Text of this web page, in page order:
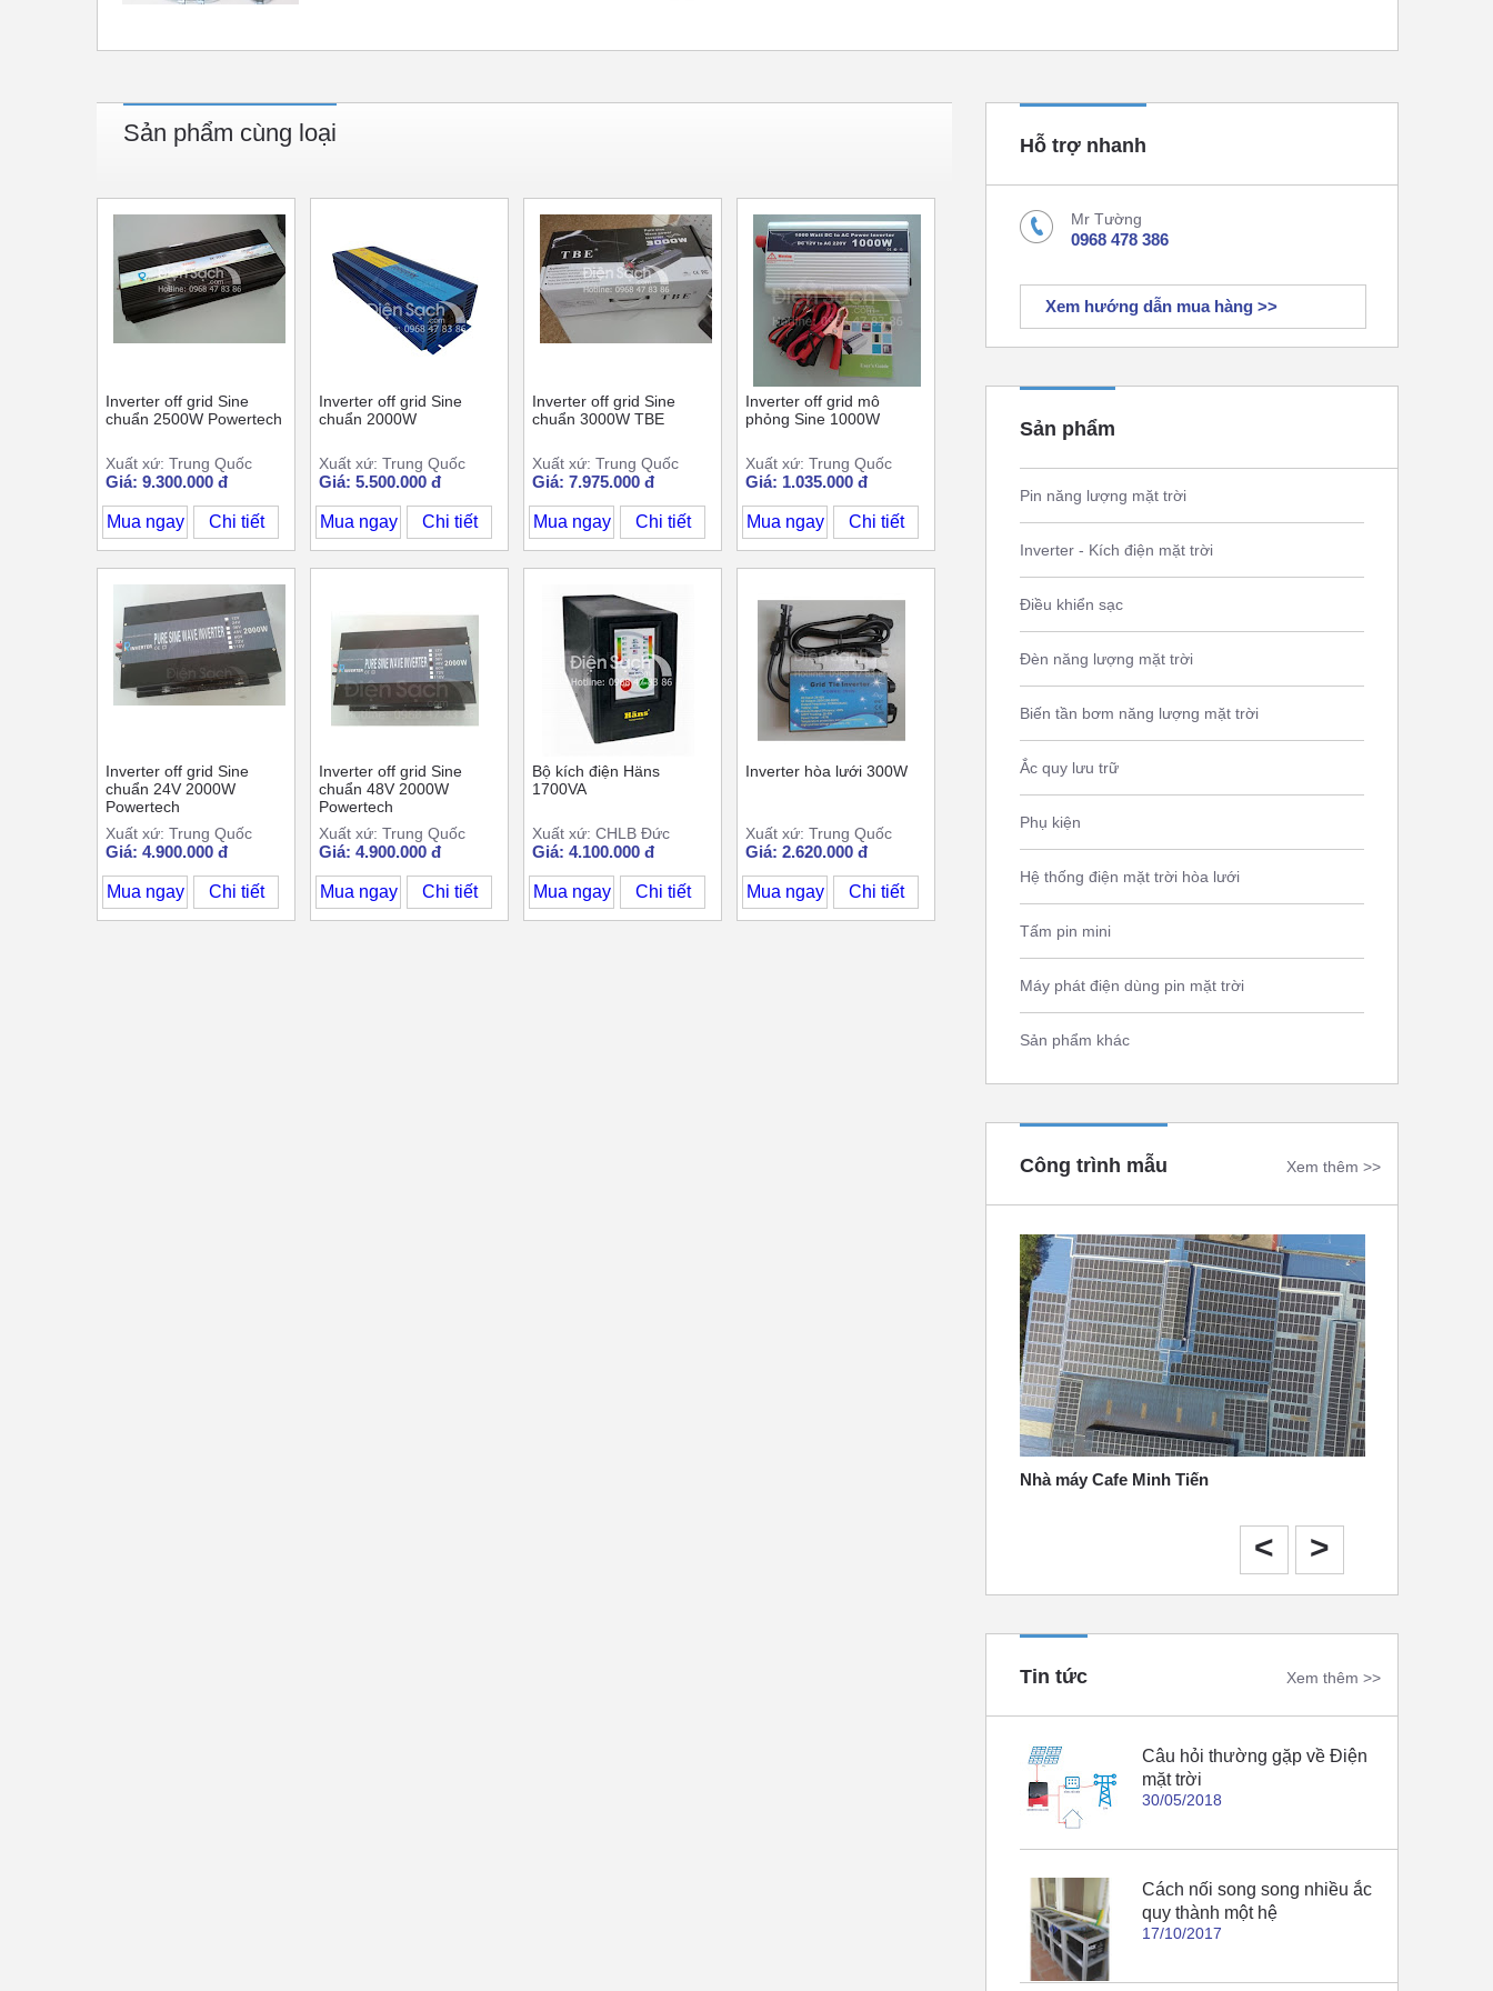
Sản phẩm cùng loại
Inverter off grid Sine
chuẩn 2500W Powertech
Xuất xứ: Trung Quốc
Giá: 9.300.000 đ
Mua ngay Chi tiết
Inverter off grid Sine
chuẩn 2000W
Xuất xứ: Trung Quốc
Giá: 5.500.000 đ
Mua ngay Chi tiết
Inverter off grid Sine
chuẩn 3000W TBE
Xuất xứ: Trung Quốc
Giá: 7.975.000 đ
Mua ngay Chi tiết
Inverter off grid mô
phỏng Sine 1000W
Xuất xứ: Trung Quốc
Giá: 1.035.000 đ
Mua ngay Chi tiết
Inverter off grid Sine
chuẩn 24V 2000W
Powertech
Xuất xứ: Trung Quốc
Giá: 4.900.000 đ
Mua ngay Chi tiết
Inverter off grid Sine
chuẩn 48V 2000W
Powertech
Xuất xứ: Trung Quốc
Giá: 4.900.000 đ
Mua ngay Chi tiết
Bộ kích điện Häns
1700VA
Xuất xứ: CHLB Đức
Giá: 4.100.000 đ
Mua ngay Chi tiết
Inverter hòa lưới 300W
Xuất xứ: Trung Quốc
Giá: 2.620.000 đ
Mua ngay Chi tiết
Hỗ trợ nhanh
Mr Tường
0968 478 386
Xem hướng dẫn mua hàng >>
Sản phẩm
Pin năng lượng mặt trời
Inverter - Kích điện mặt trời
Điều khiển sạc
Đèn năng lượng mặt trời
Biến tần bơm năng lượng mặt trời
Ắc quy lưu trữ
Phụ kiện
Hệ thống điện mặt trời hòa lưới
Tấm pin mini
Máy phát điện dùng pin mặt trời
Sản phẩm khác
Công trình mẫu Xem thêm >>
Nhà máy Cafe Minh Tiến
< >
Tin tức Xem thêm >>
Câu hỏi thường gặp về Điện
mặt trời
30/05/2018
Cách nối song song nhiều ắc
quy thành một hệ
17/10/2017